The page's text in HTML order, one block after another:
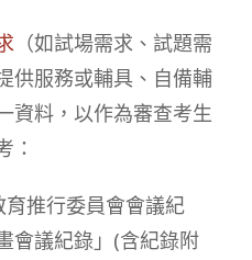
（如試場需求、試題需
供服務或輔具、自備輔
資料，以作為審查考生
：
推行委員會會議紀
會議紀錄」(含紀錄附